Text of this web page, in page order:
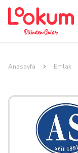
Anasayfa Emlak